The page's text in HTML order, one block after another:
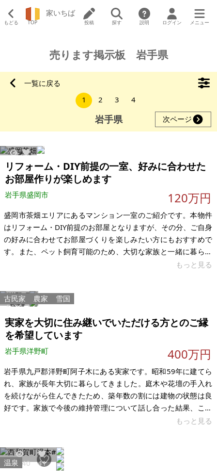
もどる TOP
家いちば
投稿 探す 説明 ログイン メニュー
売ります掲示板 岩手県
一覧に戻る
1
2 3 4
岩手県 次ページ
887
リフォーム・DIY前提の一室、好みに合わせた
お部屋作りが楽しめます
岩手県盛岡市 120万円
盛岡市茶畑エリアにあるマンション一室のご紹介です。本物件
はリフォーム・DIY前提のお部屋となりますが、その分、ご自身
の好みに合わせてお部屋づくりを楽しみたい方にもおすすめで
す。また、ペット飼育可能のため、大切な家族と一緒に暮らし
活用できます。居住用としてはもちろん、物置や倉庫、趣味の
整ったエリアで、新たな活用方法をご検討いただける物件で
す。 盛岡駅まではバスで約1
もっと見る
1421 7
古民家 農家 雪国
実家を大切に住み継いでいただける方とのご縁
を希望しています
岩手県洋野町 400万円
岩手県九戸郡洋野町阿子木にある実家です。昭和59年に建てら
れ、家族が長年大切に暮らしてきました。庭木や花壇の手入れ
を続けながら住んできたため、築年数の割には建物の状態は良
好です。家族で今後の維持管理について話し合った結果、この
家を空き家のままにするのではなく、次の方に大切に使ってい
く、これからも大切に住み継いでいただける方とのご縁を希望
しています。売却時期については柔軟にご相談可能です。建物
もっと見る
10040 41
温泉